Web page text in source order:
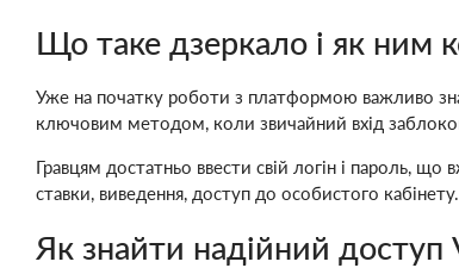
Що таке дзеркало і як ним
Уже на початку роботи з платформою важливо
ключовим методом, коли звичайний вхід
Гравцям достатньо ввести свій логін і пароль,
ставки, виведення, доступ до особистого
Як знайти надійний доступ